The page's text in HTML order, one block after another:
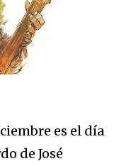
es el día
de José